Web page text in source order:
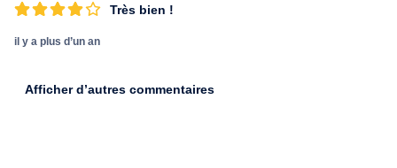
Très bien !
il y a plus d’un an
Afficher d’autres commentaires